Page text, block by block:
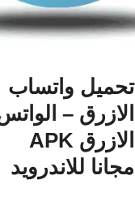
تحميل واتساب
الازرق –
الازرق APK
مجانا للاندرويد